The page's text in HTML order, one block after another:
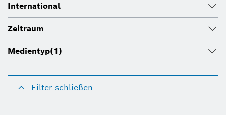
International
Zeitraum
Medientyp(1)
Filter schließen